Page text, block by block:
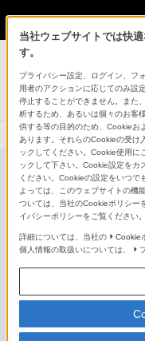
コンポーネントオー
マルチチャンネルAVレシーバー
STR-AN1000
当社ウェブサイトでは快
す。
プライバシー設定、ログイン、フ
用者のアクションに応じてのみ設
停止することができません。また
析するため、あるいは個々のお客
供する等の目的のため、Cookieお
あります。それらのCookieの受け
ックしてください。Cookie使用に
ックして下さい。Cookie設定をカ
ください。Cookieの設定をいつで
よっては、このウェブサイトの機
ついては、当社のCookieポリシー
イバシーポリシーをご覧ください。
詳細については、当社の Cookie
個人情報の取扱いについては、